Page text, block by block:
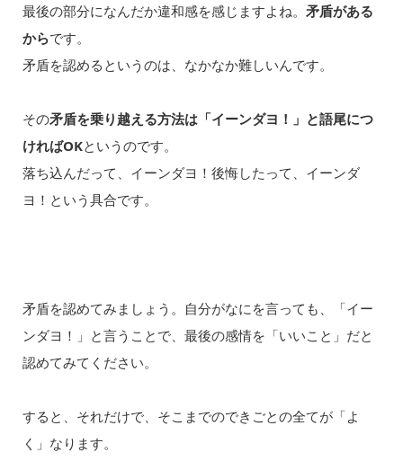
最後の部分になんだか違和感を感じますよね。 矛盾がある
からです。
矛盾を認めるというのは、なかなか難しいんです。
その矛盾を乗り越える方法は「イーンダヨ！」と語尾につ
ければOKというのです。
落ち込んだって、イーンダヨ！後悔したって、イーンダ
ヨ！という具合です。
矛盾を認めてみましょう。自分がなにを言っても、「イー
ンダヨ！」と言うことで、最後の感情を「いいこと」だと
認めてみてください。
すると、それだけで、そこまでのできごとの全てが「よ
く」なります。